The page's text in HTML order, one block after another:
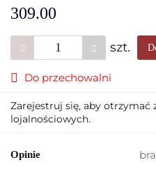
309.00
szt.
Do przechowalni
Zarejestruj się, aby otrzymać
lojalnościowych.
Opinie